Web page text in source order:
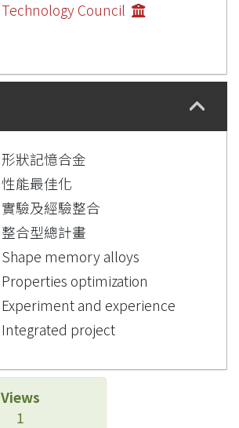
Technology Council
形狀記憶合金
性能最佳化
實驗及經驗整合
整合型總計畫
Shape memory alloys
Properties optimization
Experiment and experience
Integrated project
Views
1